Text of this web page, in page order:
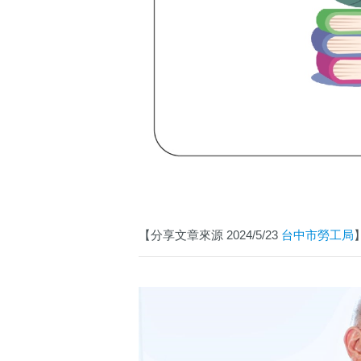
【分享文章來源 2024/5/23 台中市勞工局